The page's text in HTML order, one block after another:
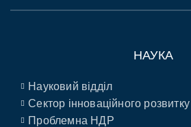
НАУКА
Науковий відділ
Сектор інноваційного розвитку
Проблемна НДР